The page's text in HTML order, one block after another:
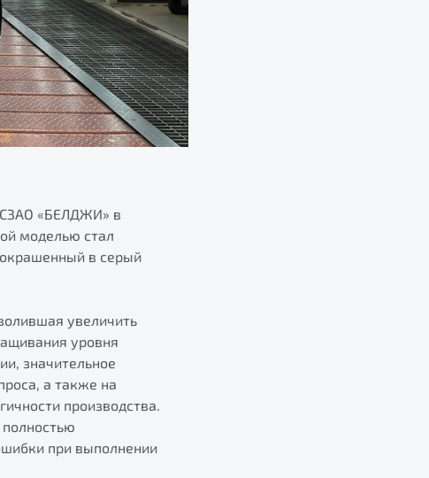
СЗАО «БЕЛДЖИ» в
моделью стал
в серый
увеличить
уровня
значительное
а также на
производства.
при выполнении